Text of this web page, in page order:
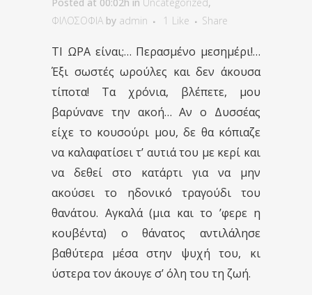
ΦΙΛΟΣΟΦΙΑ by admin 1 Like Share
ΤΙ ΩΡΑ είναι;… Περασμένο μεσημέρι!…
Έξι σωστές ωρούλες και δεν άκουσα
τίποτα! Τα χρόνια, βλέπετε, μου
βαρύνανε την ακοή… Αν ο Δυσσέας
είχε το κουσούρι μου, δε θα κόπιαζε
να καλαφατίσει τ’ αυτιά του με κερί και
να δεθεί στο κατάρτι για να μην
ακούσει το ηδονικό τραγούδι του
θανάτου. Αγκαλά (μια και το ’φερε η
κουβέντα) ο θάνατος αντιλάλησε
βαθύτερα μέσα στην ψυχή του, κι
ύστερα τον άκουγε σ’ όλη του τη ζωή.